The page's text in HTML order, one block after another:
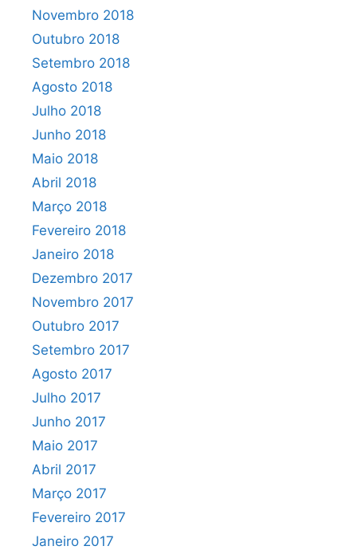
Novembro 2018
Outubro 2018
Setembro 2018
Agosto 2018
Julho 2018
Junho 2018
Maio 2018
Abril 2018
Março 2018
Fevereiro 2018
Janeiro 2018
Dezembro 2017
Novembro 2017
Outubro 2017
Setembro 2017
Agosto 2017
Julho 2017
Junho 2017
Maio 2017
Abril 2017
Março 2017
Fevereiro 2017
Janeiro 2017